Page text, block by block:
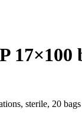
17×100
sterile, 20